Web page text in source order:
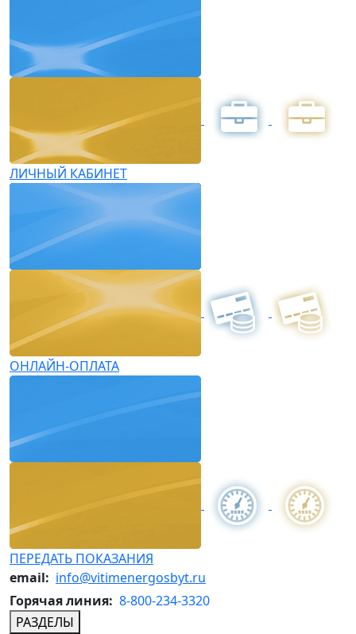
ЛИЧНЫЙ КАБИНЕТ
ОНЛАЙН-ОПЛАТА
ПЕРЕДАТЬ ПОКАЗАНИЯ
email: info@vitimenergosbyt.ru
Горячая линия: 8-800-234-3320
РАЗДЕЛЫ